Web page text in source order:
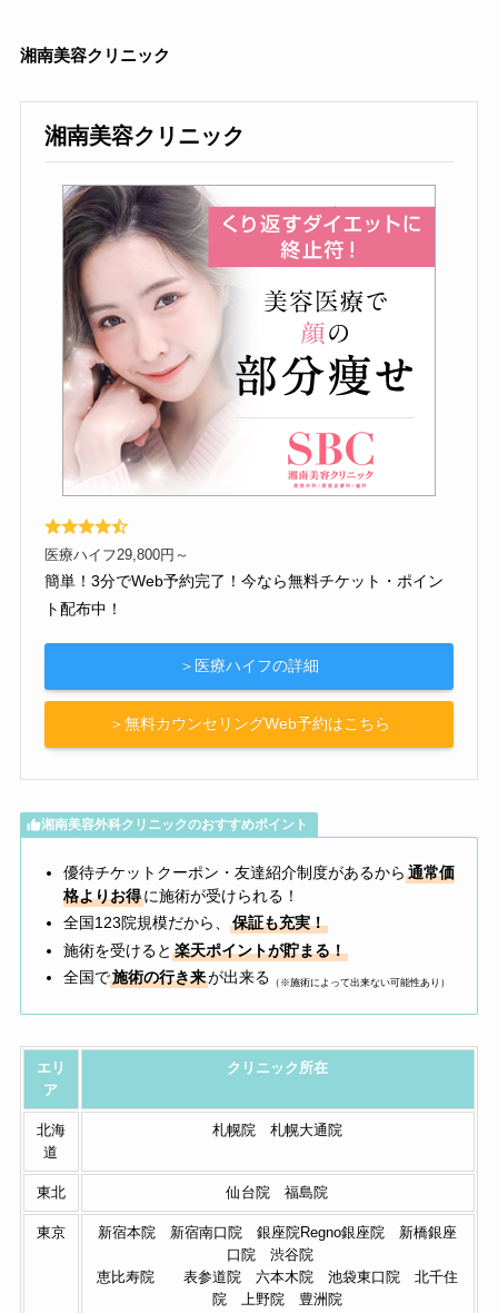
湘南美容クリニック
湘南美容クリニック
医療ハイフ29,800円～
簡単！3分でWeb予約完了！今なら無料チケット・ポイン
ト配布中！
＞医療ハイフの詳細
＞無料カウンセリングWeb予約はこちら
湘南美容外科クリニックのおすすめポイント
優待チケットクーポン・友達紹介制度があるから通常価
格よりお得に施術が受けられる！
全国123院規模だから、保証も充実！
施術を受けると楽天ポイントが貯まる！
全国で施術の行き来が出来る （※施術によって出来ない可能性あり）
エリ
ア
クリニック所在
北海
道
札幌院 札幌大通院
東北 仙台院 福島院
東京
新宿本院 新宿南口院 銀座院Regno銀座院 新橋銀座
口院 渋谷院
恵比寿院 表参道院 六本木院 池袋東口院 北千住
院 上野院 豊洲院